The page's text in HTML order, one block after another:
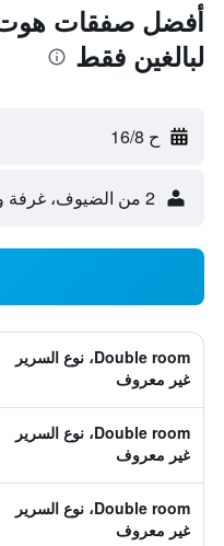
أفضل صفقات هوت
لبالغين فقط
ح 16/8
2 من الضيوف، غرفة واحدة
Double room، نوع السرير
غير معروف
Double room، نوع السرير
غير معروف
Double room، نوع السرير
غير معروف